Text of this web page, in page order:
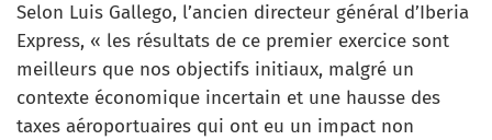
Selon Luis Gallego, l’ancien directeur général d’Iberia
Express, « les résultats de ce premier exercice sont
meilleurs que nos objectifs initiaux, malgré un
contexte économique incertain et une hausse des
taxes aéroportuaires qui ont eu un impact non